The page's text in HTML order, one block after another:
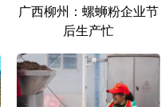
广西柳州：螺蛳粉企业节
后生产忙